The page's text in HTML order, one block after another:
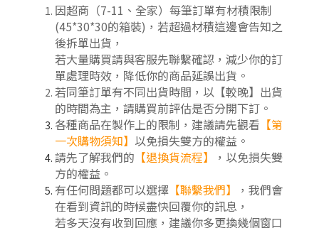
因超商（7-11、全家）每筆訂單有材積限制
(45*30*30的箱裝)，若超過材積這邊會告知之
後拆單出貨，
若大量購買請與客服先聯繫確認，減少你的訂
單處理時效，降低你的商品延誤出貨。
若同筆訂單有不同出貨時間，以【較晚】出貨
的時間為主，請購買前評估是否分開下訂 。
各種商品在製作上的限制，建議請先觀看 【第
一次購物須知】 以免損失雙方的權益。
請先了解我們的 【退換貨流程】
，以免損失雙
方的權益。
有任何問題都可以選擇 【聯繫我們】
，我們會
在看到資訊的時候盡快回覆你的訊息，
若多天沒有收到回應，建議你多更換幾個窗口